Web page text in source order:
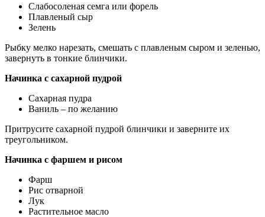
Слабосоленая семга или форель
Плавленый сыр
Зелень
Рыбку мелко нарезать, смешать с плавленым сыром и зеленью,
завернуть в тонкие блинчики.
Начинка с сахарной пудрой
Сахарная пудра
Ваниль – по желанию
Притрусите сахарной пудрой блинчики и заверните их
треугольником.
Начинка с фаршем и рисом
Фарш
Рис отварной
Лук
Растительное масло